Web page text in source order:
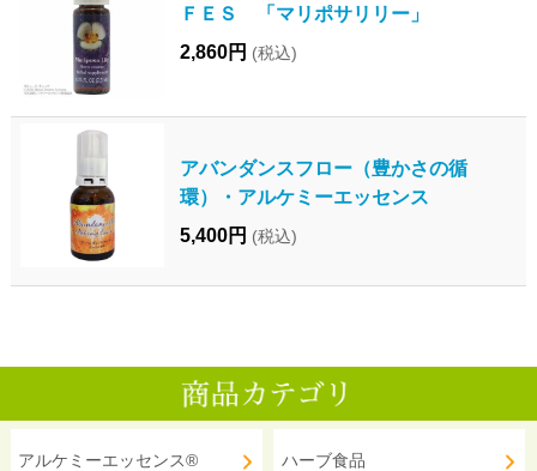
ＦＥＳ 「マリポサリリー」
2,860円 (税込)
アバンダンスフロー（豊かさの循
環）・アルケミーエッセンス
5,400円 (税込)
アルケミーエッセンス® ハーブ食品